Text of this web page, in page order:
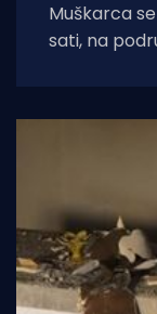
Muškarca
sati, na